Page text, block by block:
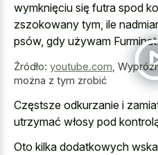
wymknięciu się futra spod
zszokowany tym, ile
psów, gdy używam
Źródło: youtube.com
można z tym zrobić
Częstsze odkurzanie i
utrzymać włosy pod
Oto kilka dodatkowych